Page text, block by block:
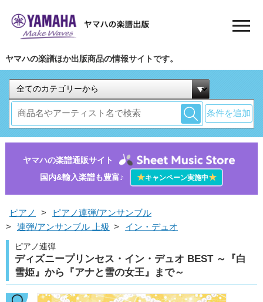
ヤマハの楽譜ほか出版商品の情報サイトです。
条件を追加
ヤマハの楽譜通販サイト
国内&輸入楽譜も豊富♪
★キャンペーン実施中★
ピアノ >
ピアノ連弾/アンサンブル
>
連弾/アンサンブル 上級 > イン・デュオ
ピアノ連弾
ディズニープリンセス・イン・デュオ BEST ～『白
雪姫』から『アナと雪の女王』まで～